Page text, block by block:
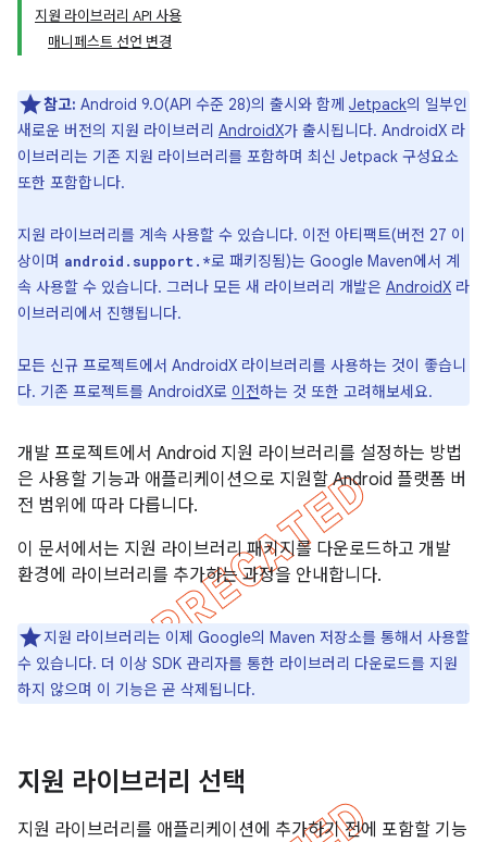
지원 라이브러리 API 사용
매니페스트 선언 변경
참고: Android 9.0(API 수준 28)의 출시와 함께 Jetpack의 일부인
새로운 버전의 지원 라이브러리 AndroidX가 출시됩니다. AndroidX 라
이브러리는 기존 지원 라이브러리를 포함하며 최신 Jetpack 구성요소
또한 포함합니다.
지원 라이브러리를 계속 사용할 수 있습니다. 이전 아티팩트(버전 27 이
상이며 android.support.*로 패키징됨)는 Google Maven에서 계
속 사용할 수 있습니다. 그러나 모든 새 라이브러리 개발은 AndroidX 라
이브러리에서 진행됩니다.
모든 신규 프로젝트에서 AndroidX 라이브러리를 사용하는 것이 좋습니
다. 기존 프로젝트를 AndroidX로 이전하는 것 또한 고려해보세요.
개발 프로젝트에서 Android 지원 라이브러리를 설정하는 방법
은 사용할 기능과 애플리케이션으로 지원할 Android 플랫폼 버
전 범위에 따라 다릅니다.
이 문서에서는 지원 라이브러리 패키지를 다운로드하고 개발
환경에 라이브러리를 추가하는 과정을 안내합니다.
지원 라이브러리는 이제 Google의 Maven 저장소를 통해서 사용할
수 있습니다. 더 이상 SDK 관리자를 통한 라이브러리 다운로드를 지원
하지 않으며 이 기능은 곧 삭제됩니다.
지원 라이브러리 선택
지원 라이브러리를 애플리케이션에 추가하기 전에 포함할 기능